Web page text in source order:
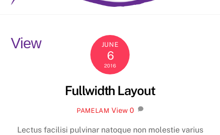
View JUNE
6
2016
Fullwidth Layout
PAMELAM View 0
Lectus facilisi pulvinar natoque non molestie varius